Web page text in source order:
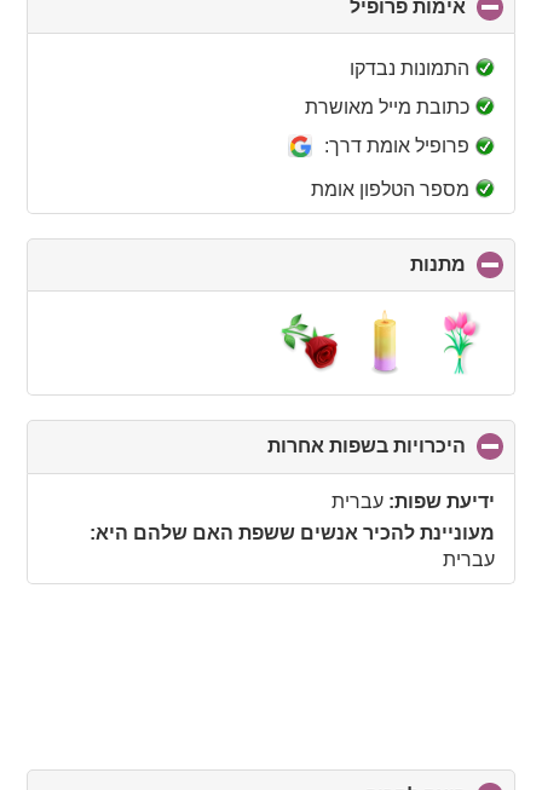
אימות פרופיל
to
התמונות נבדקו
כתובת מייל מאושרת
פרופיל אומת דרך:
מספר הטלפון אומת
מתנות
to
collapse
contents
היכרויות בשפות אחרות
to
ידיעת שפות: עברית
מעוניינת להכיר אנשים ששפת האם שלהם היא:
עברית